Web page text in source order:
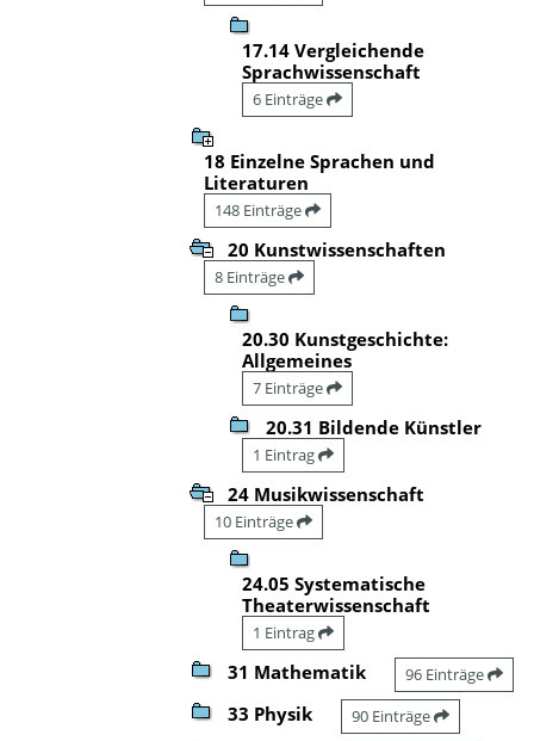
17.14 Vergleichende
Sprachwissenschaft
6 Einträge
18 Einzelne Sprachen und
Literaturen
148 Einträge
20 Kunstwissenschaften
8 Einträge
20.30 Kunstgeschichte:
Allgemeines
7 Einträge
20.31 Bildende Künstler
1 Eintrag
24 Musikwissenschaft
10 Einträge
24.05 Systematische
Theaterwissenschaft
1 Eintrag
31 Mathematik 96 Einträge
33 Physik 90 Einträge